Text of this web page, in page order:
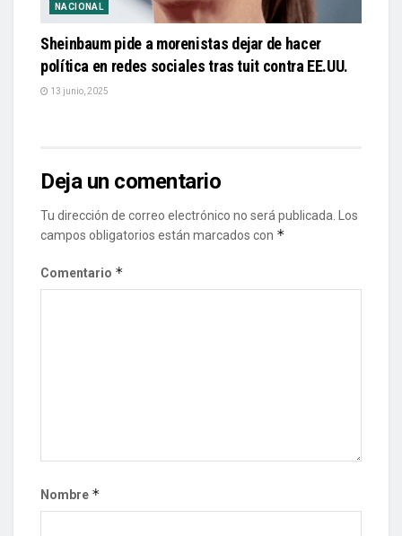
NACIONAL
Sheinbaum pide a morenistas dejar de hacer
política en redes sociales tras tuit contra EE.UU.
13 junio, 2025
Deja un comentario
Tu dirección de correo electrónico no será publicada.
Los
campos obligatorios están marcados con *
Comentario *
Nombre *